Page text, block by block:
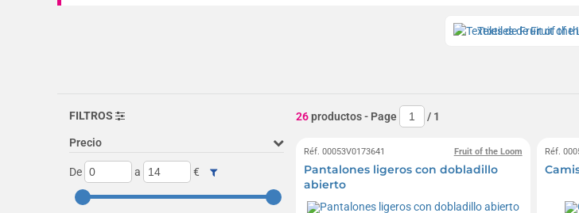
Textiles de Fruit of
FILTROS
Precio
De a €
26productos- Page / 1
Fruit of the Loom
Réf. 00053V0173641
Pantalones ligeros con dobladillo
abierto
Réf.